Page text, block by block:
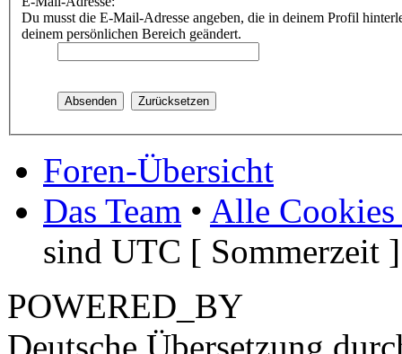
Du musst die E-Mail-Adresse angeben, die in deinem Profil
deinem persönlichen Bereich geändert.
Foren-Übersicht
Das Team • Alle Cookies
sind UTC [ Sommerzeit ]
POWERED_BY